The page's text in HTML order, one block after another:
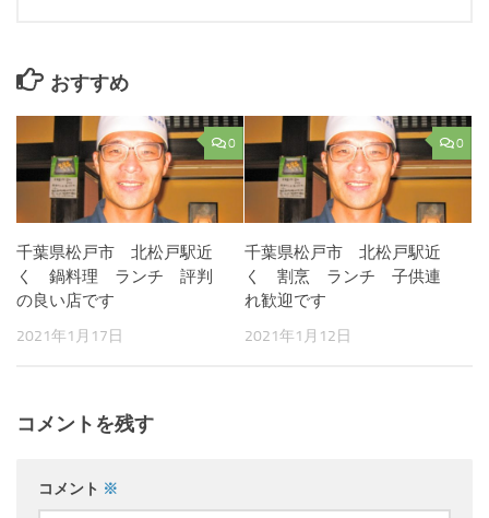
おすすめ
0
千葉県松戸市 北松戸駅近
く 鍋料理 ランチ 評判
の良い店です
2021年1月17日
0
千葉県松戸市 北松戸駅近
く 割烹 ランチ 子供連
れ歓迎です
2021年1月12日
コメントを残す
コメント ※